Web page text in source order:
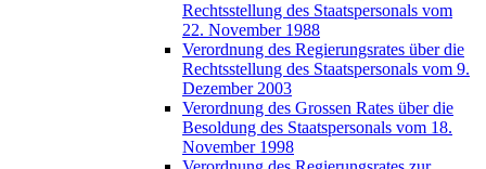
Rechtsstellung des Staatspersonals vom
22. November 1988
Verordnung des Regierungsrates über die
Rechtsstellung des Staatspersonals vom 9.
Dezember 2003
Verordnung des Grossen Rates über die
Besoldung des Staatspersonals vom 18.
November 1998